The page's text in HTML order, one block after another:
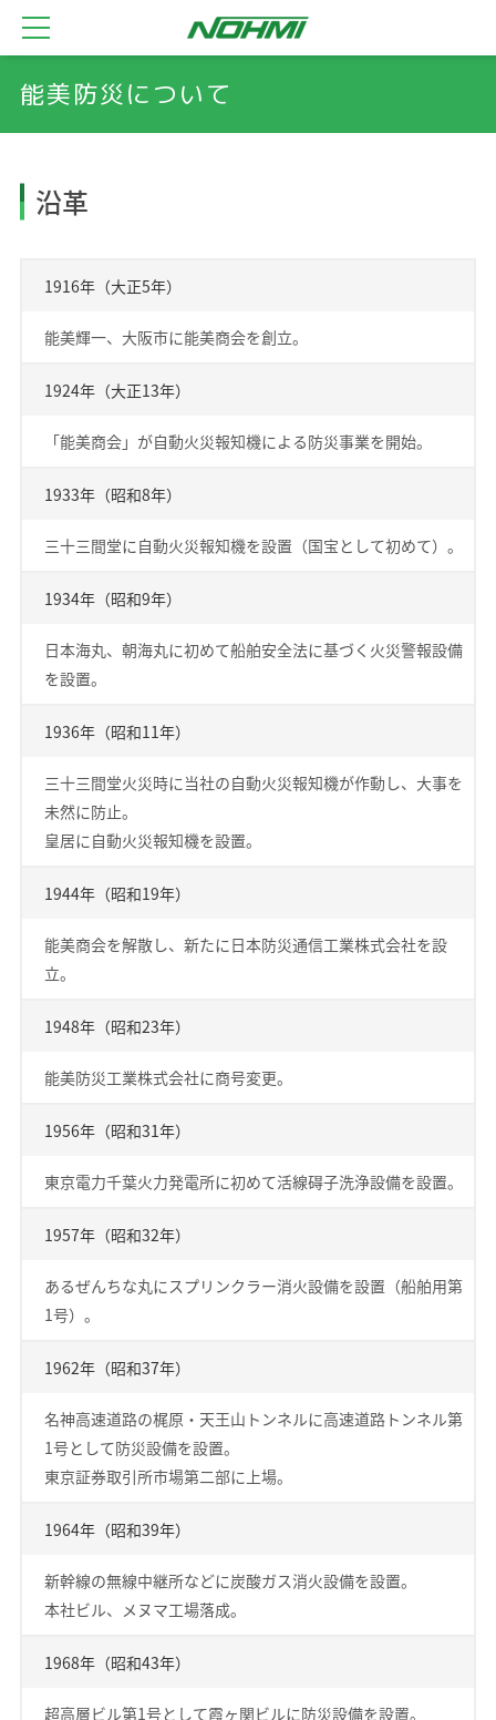
能美防災について
沿革
1916年（大正5年）
能美輝一、大阪市に能美商会を創立。
1924年（大正13年）
「能美商会」が自動火災報知機による防災事業を開始。
1933年（昭和8年）
三十三間堂に自動火災報知機を設置（国宝として初めて）。
1934年（昭和9年）
日本海丸、朝海丸に初めて船舶安全法に基づく火災警報設備
を設置。
1936年（昭和11年）
三十三間堂火災時に当社の自動火災報知機が作動し、大事を
未然に防止。
皇居に自動火災報知機を設置。
1944年（昭和19年）
能美商会を解散し、新たに日本防災通信工業株式会社を設
立。
1948年（昭和23年）
能美防災工業株式会社に商号変更。
1956年（昭和31年）
東京電力千葉火力発電所に初めて活線碍子洗浄設備を設置。
1957年（昭和32年）
あるぜんちな丸にスプリンクラー消火設備を設置（船舶用第
1号）。
1962年（昭和37年）
名神高速道路の梶原・天王山トンネルに高速道路トンネル第
1号として防災設備を設置。
東京証券取引所市場第二部に上場。
1964年（昭和39年）
新幹線の無線中継所などに炭酸ガス消火設備を設置。
本社ビル、メヌマ工場落成。
1968年（昭和43年）
超高層ビル第1号として霞ヶ関ビルに防災設備を設置。